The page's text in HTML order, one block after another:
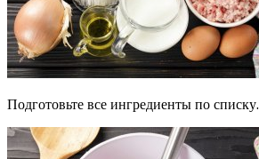
Подготовьте все ингредиенты по списку.